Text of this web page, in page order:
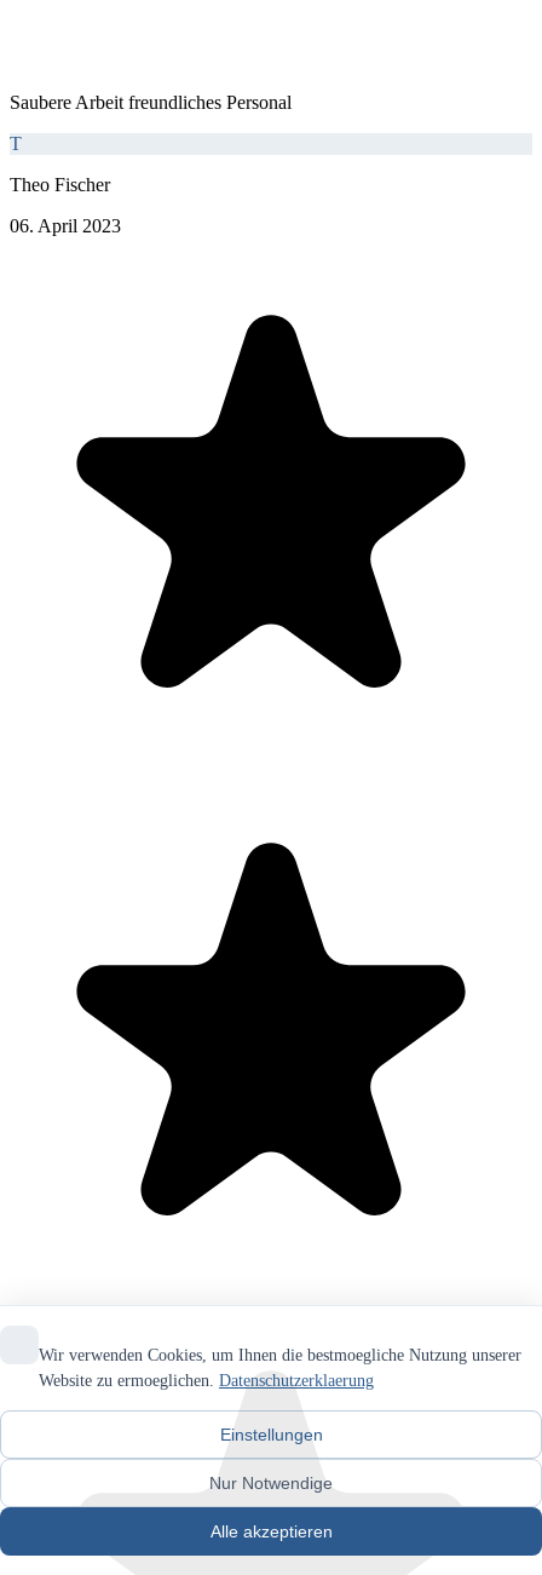
Saubere Arbeit freundliches Personal
T
Theo Fischer
06. April 2023
Wir verwenden Cookies, um Ihnen die bestmoegliche Nutzung unserer
Website zu ermoeglichen. Datenschutzerklaerung
Einstellungen
Nur Notwendige
Alle akzeptieren